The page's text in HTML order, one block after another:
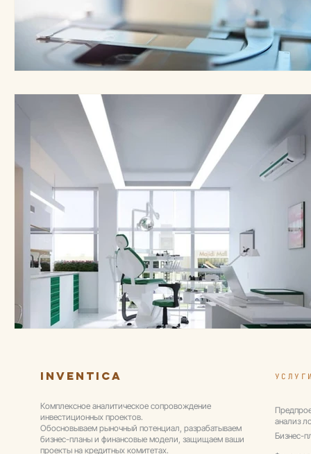
Inventica
анализ
Бизнес-
Комплексное аналитическое сопровождение
инвестиционных проектов.
Обосновываем рыночный потенциал, разрабатываем
бизнес-планы и финансовые модели, защищаем ваши
проекты на кредитных комитетах.